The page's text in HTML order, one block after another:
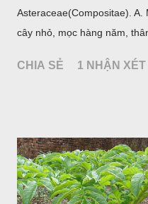
Asteraceae(Compositae).
cây nhỏ, mọc hàng năm,
đối hình trứng hay 3 cạnh,
CHIA SẺ 1 NHẬN XÉT